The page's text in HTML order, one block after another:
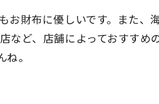
お財布に優しいです。また、
など、店舗によっておすすめ
。